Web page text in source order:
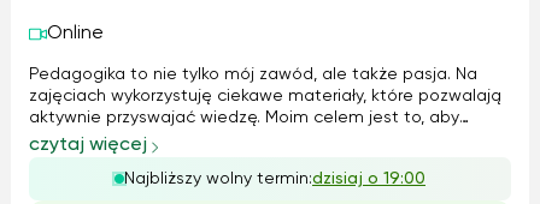
Online
Pedagogika to nie tylko mój zawód, ale także pasja. Na
zajęciach wykorzystuję ciekawe materiały, które pozwalają
aktywnie przyswajać wiedzę. Moim celem jest to, aby
zdobyte wiadomości z gramatyki i literatury były dla ucznia
zrozumiałe i mógł sam wykorzystywać je w praktyce.
Zarówno rodzice jak i uc...
czytaj więcej
Najbliższy wolny termin:dzisiaj o 19:00